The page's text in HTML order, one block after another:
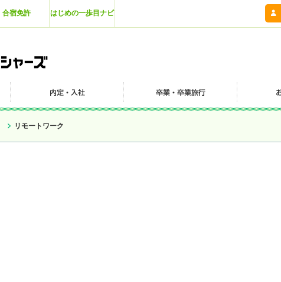
合宿免許 はじめの一歩目ナビ
リモートワーク